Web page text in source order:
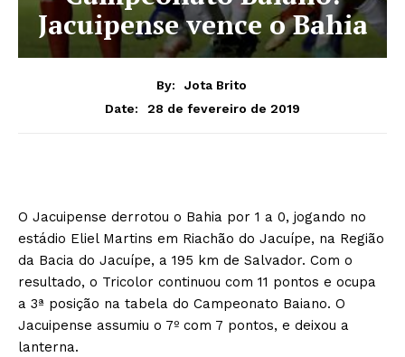
Jacuipense vence o Bahia
By:
Jota Brito
Date:
28 de fevereiro de 2019
O Jacuipense derrotou o Bahia por 1 a 0, jogando no
estádio Eliel Martins em Riachão do Jacuípe, na Região
da Bacia do Jacuípe, a 195 km de Salvador. Com o
resultado, o Tricolor continuou com 11 pontos e ocupa
a 3ª posição na tabela do Campeonato Baiano. O
Jacuipense assumiu o 7º com 7 pontos, e deixou a
lanterna.